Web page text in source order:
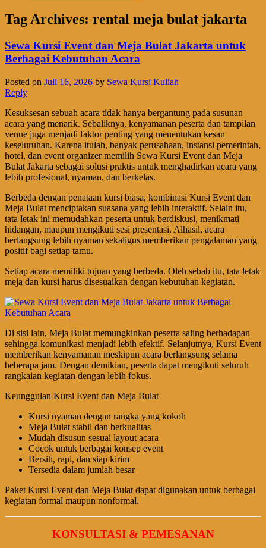
Tag Archives: rental meja bulat jakarta
Sewa Kursi Event dan Meja Bulat Jakarta untuk
Berbagai Kebutuhan Acara
Posted on Juli 16, 2026 by Sewa Kursi Kuliah
Reply
Kesuksesan sebuah acara tidak hanya bergantung pada susunan
acara yang menarik. Sebaliknya, kenyamanan peserta dan tampilan
venue juga menjadi faktor penting yang menentukan kesan
keseluruhan. Karena itulah, banyak perusahaan, instansi pemerintah,
hotel, dan event organizer memilih Sewa Kursi Event dan Meja
Bulat Jakarta sebagai solusi praktis untuk menghadirkan acara yang
lebih profesional, nyaman, dan berkelas.
Berbeda dengan penataan kursi biasa, kombinasi Kursi Event dan
Meja Bulat menciptakan suasana yang lebih interaktif. Selain itu,
tata letak ini memudahkan peserta untuk berdiskusi, menikmati
hidangan, maupun mengikuti sesi presentasi. Alhasil, acara
berlangsung lebih nyaman sekaligus memberikan pengalaman yang
positif bagi setiap tamu.
Setiap acara memiliki tujuan yang berbeda. Oleh sebab itu, tata letak
meja dan kursi harus disesuaikan dengan kebutuhan kegiatan.
Di sisi lain, Meja Bulat memungkinkan peserta saling berhadapan
sehingga komunikasi menjadi lebih efektif. Selanjutnya, Kursi Event
memberikan kenyamanan meskipun acara berlangsung selama
beberapa jam. Dengan demikian, peserta dapat mengikuti seluruh
rangkaian kegiatan dengan lebih fokus.
Keunggulan Kursi Event dan Meja Bulat
Kursi nyaman dengan rangka yang kokoh
Meja Bulat stabil dan berkualitas
Mudah disusun sesuai layout acara
Cocok untuk berbagai konsep event
Bersih, rapi, dan siap kirim
Tersedia dalam jumlah besar
Paket Kursi Event dan Meja Bulat dapat digunakan untuk berbagai
kegiatan formal maupun nonformal.
KONSULTASI & PEMESANAN